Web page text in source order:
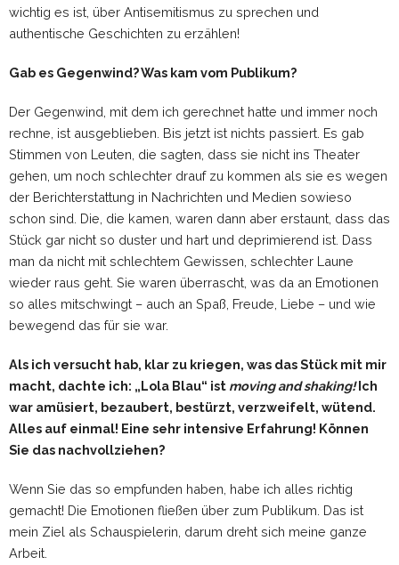
wichtig es ist, über Antisemitismus zu sprechen und
authentische Geschichten zu erzählen!
Gab es Gegenwind? Was kam vom Publikum?
Der Gegenwind, mit dem ich gerechnet hatte und immer noch
rechne, ist ausgeblieben. Bis jetzt ist nichts passiert. Es gab
Stimmen von Leuten, die sagten, dass sie nicht ins Theater
gehen, um noch schlechter drauf zu kommen als sie es wegen
der Berichterstattung in Nachrichten und Medien sowieso
schon sind. Die, die kamen, waren dann aber erstaunt, dass das
Stück gar nicht so duster und hart und deprimierend ist. Dass
man da nicht mit schlechtem Gewissen, schlechter Laune
wieder raus geht. Sie waren überrascht, was da an Emotionen
so alles mitschwingt – auch an Spaß, Freude, Liebe – und wie
bewegend das für sie war.
Als ich versucht hab, klar zu kriegen, was das Stück mit mir
macht, dachte ich: „Lola Blau“ ist moving and shaking!Ich
war amüsiert, bezaubert, bestürzt, verzweifelt, wütend.
Alles auf einmal! Eine sehr intensive Erfahrung! Können
Sie das nachvollziehen?
Wenn Sie das so empfunden haben, habe ich alles richtig
gemacht! Die Emotionen fließen über zum Publikum. Das ist
mein Ziel als Schauspielerin, darum dreht sich meine ganze
Arbeit.